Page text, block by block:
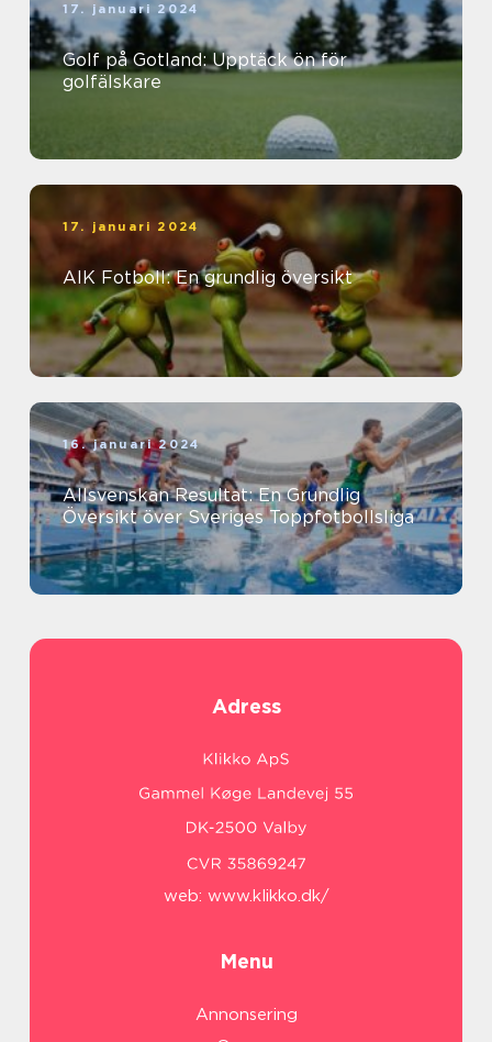
17. januari 2024
Golf på Gotland: Upptäck ön för
golfälskare
17. januari 2024
AIK Fotboll: En grundlig översikt
16. januari 2024
Allsvenskan Resultat: En Grundlig
Översikt över Sveriges Toppfotbollsliga
Adress
web: www.klikko.dk/
Menu
Annonsering